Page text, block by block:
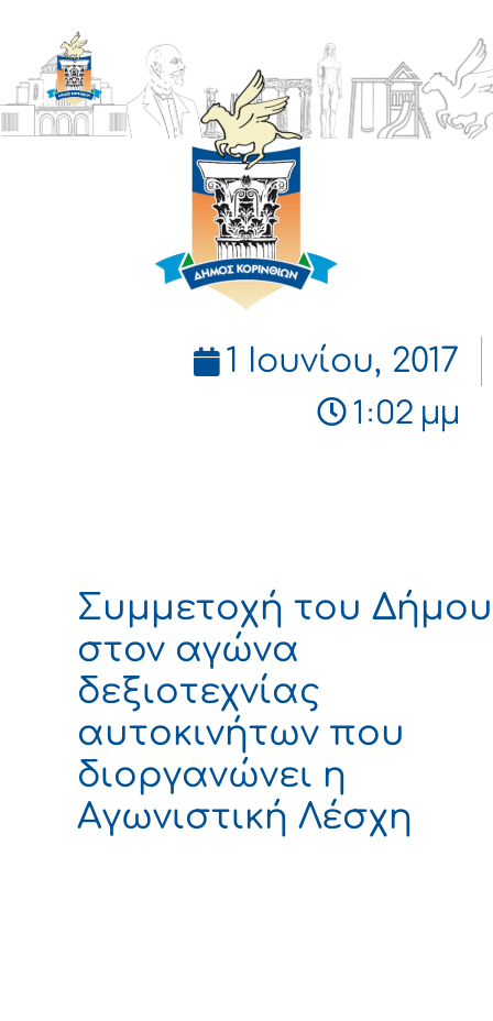
ΔΗΜΟΣ
ΚΟΡΙΝΘΙΩΝ
1 Ιουνίου, 2017
1:02 μμ
Συμμετοχή του Δήμου
στον αγώνα
δεξιοτεχνίας
αυτοκινήτων που
διοργανώνει η
Αγωνιστική Λέσχη